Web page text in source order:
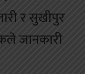
र सुखीपुर
जानकारी